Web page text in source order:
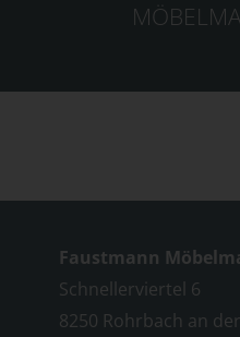
Faustmann
Schnellerviertel 6
8250 Rohrbach an